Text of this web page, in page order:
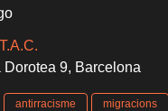
Dorotea 9, Barcelona
antirracisme migracions